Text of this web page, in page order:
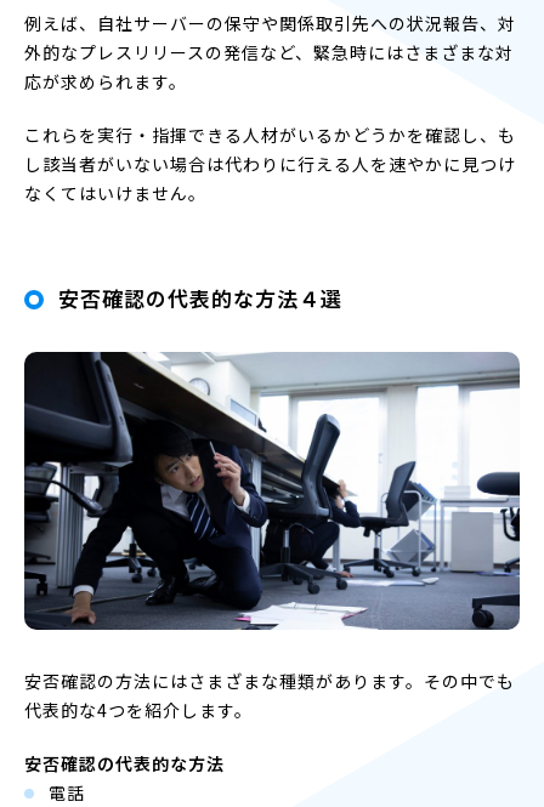
例えば、自社サーバーの保守や関係取引先への状況報告、対
外的なプレスリリースの発信など、緊急時にはさまざまな対
応が求められます。
これらを実行・指揮できる人材がいるかどうかを確認し、も
し該当者がいない場合は代わりに行える人を速やかに見つけ
なくてはいけません。
安否確認の代表的な方法４選
安否確認の方法にはさまざまな種類があります。その中でも
代表的な4つを紹介します。
安否確認の代表的な方法
電話